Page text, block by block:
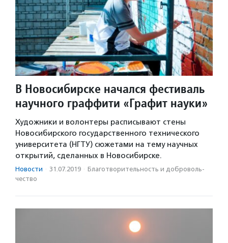
В Новосибирске начался фестиваль
научного граффити «Графит науки»
Художники и волонтеры расписывают стены
Новосибирского государственного технического
университета (НГТУ) сюжетами на тему научных
открытий, сделанных в Новосибирске.
Новости · 31.07.2019 · Благотвори­тель­ность и доброволь­
чест­во